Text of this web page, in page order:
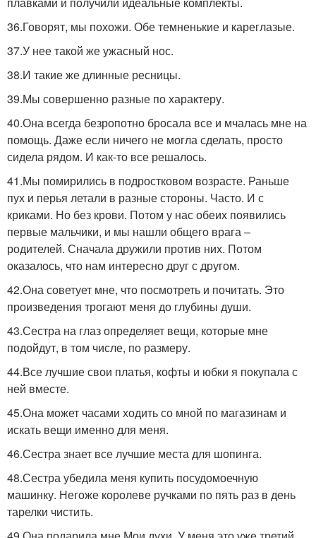
36.Говорят, мы похожи. Обе темненькие и кареглазые.
37.У нее такой же ужасный нос.
38.И такие же длинные ресницы.
39.Мы совершенно разные по характеру.
40.Она всегда безропотно бросала все и мчалась мне на
помощь. Даже если ничего не могла сделать, просто
сидела рядом. И как-то все решалось.
41.Мы помирились в подростковом возрасте. Раньше
пух и перья летали в разные стороны. Часто. И с
криками. Но без крови. Потом у нас обеих появились
первые мальчики, и мы нашли общего врага –
родителей. Сначала дружили против них. Потом
оказалось, что нам интересно друг с другом.
42.Она советует мне, что посмотреть и почитать. Это
произведения трогают меня до глубины души.
43.Сестра на глаз определяет вещи, которые мне
подойдут, в том числе, по размеру.
44.Все лучшие свои платья, кофты и юбки я покупала с
ней вместе.
45.Она может часами ходить со мной по магазинам и
искать вещи именно для меня.
46.Сестра знает все лучшие места для шопинга.
48.Сестра убедила меня купить посудомоечную
машинку. Негоже королеве ручками по пять раз в день
тарелки чистить.